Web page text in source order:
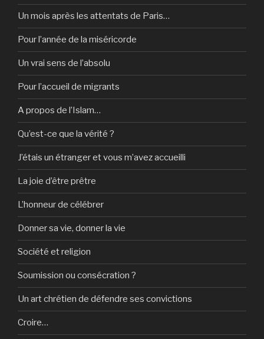
Un mois après les attentats de Paris…
Pour l’année de la miséricorde
Un vrai sens de l’absolu
Pour l’accueil de migrants
A propos de l’Islam…
Qu’est-ce que la vérité ?
J’étais un étranger et vous m’avez accueilli
La joie d’être prêtre
L’honneur de célébrer
Donner sa vie, donner la vie
Société et religion
Soumission ou consécration ?
Un art chrétien de défendre ses convictions
Croire…